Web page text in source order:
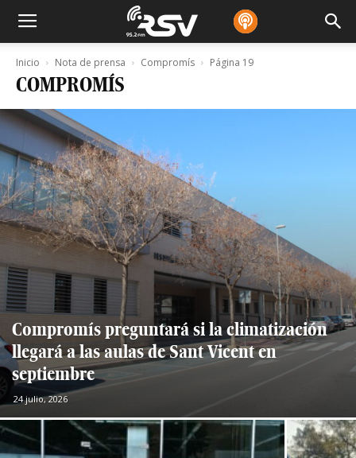
Inicio Nota de prensa Compromís Página 19
COMPROMÍS
Compromís preguntará si la climatización
llegará a las aulas de Sant Vicent en
septiembre
24 julio, 2026